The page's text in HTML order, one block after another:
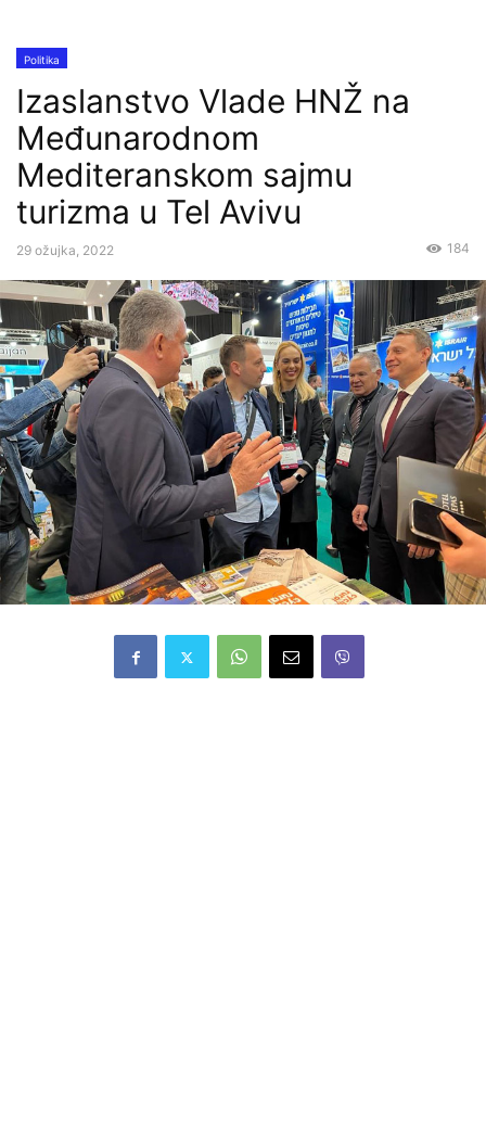
Politika
Izaslanstvo Vlade HNŽ na
Međunarodnom
Mediteranskom sajmu
turizma u Tel Avivu
29 ožujka, 2022 184